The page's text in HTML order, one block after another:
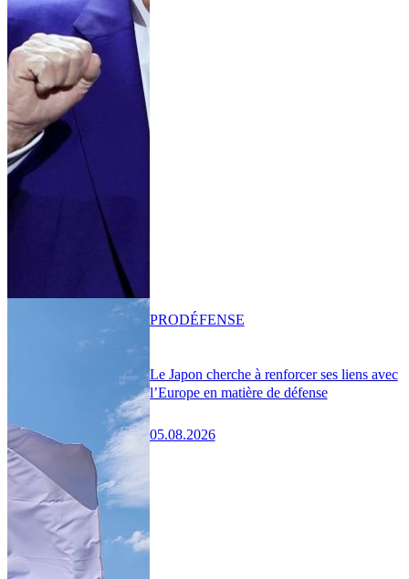
Le Japon cherche à renforcer ses liens avec
l’Europe en matière de défense
05.08.2026
PRODÉFENSE